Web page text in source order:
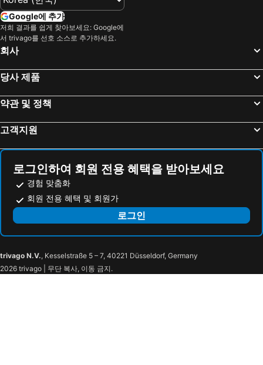
오키나와 나하나 호텔 앤드 스파
호텔 팜 로얄 나하
Sheraton Okinawa Sunmarina Resort
Okinawa Harborview Hotel
콘도미니엄 호텔 몬파
Okinawa Hinode Resort and Hot Spring Hotel
유인치 호텔 난조
리가 로얄 그랑 오키나와
LAPIN MIHAMA Residence Hotel
The BREAKFAST HOTEL PORTO Ishigakijima
씨사이드 콘도미니엄 라나 자탄
머큐어 오키나와 나하
핫크로스포인트 산타모니카
Nest Hotel Naha Kumoji
Yambaru Experience Hotel Nunganiku
Google에 추가
저희 결과를 쉽게 찾아보세요: Google에
서 trivago를 선호 소스로 추가하세요.
회사
당사 제품
약관 및 정책
고객지원
로그인하여 회원 전용 혜택을 받아보세요
경험 맞춤화
회원 전용 혜택 및 회원가
로그인
trivago N.V., Kesselstraße 5 – 7, 40221 Düsseldorf, Germany
2026 trivago | 무단 복사, 이동 금지.